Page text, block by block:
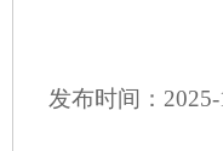
发布时间：